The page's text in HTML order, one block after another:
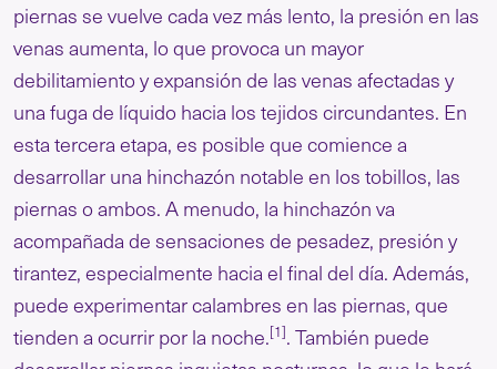
piernas se vuelve cada vez más lento, la presión en las
venas aumenta, lo que provoca un mayor
debilitamiento y expansión de las venas afectadas y
una fuga de líquido hacia los tejidos circundantes. En
esta tercera etapa, es posible que comience a
desarrollar una hinchazón notable en los tobillos, las
piernas o ambos. A menudo, la hinchazón va
acompañada de sensaciones de pesadez, presión y
tirantez, especialmente hacia el final del día. Además,
puede experimentar calambres en las piernas, que
tienden a ocurrir por la noche.[1]. También puede